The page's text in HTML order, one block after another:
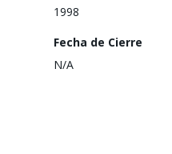
1998
Fecha de Cierre
N/A